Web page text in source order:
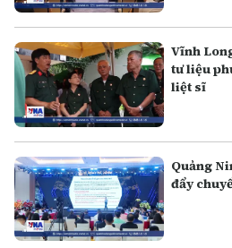
Vĩnh
tư liệu
liệt sĩ
Quảng
đẩy